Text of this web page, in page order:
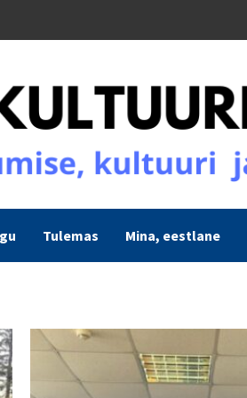
Tulemas Mina, eestlane